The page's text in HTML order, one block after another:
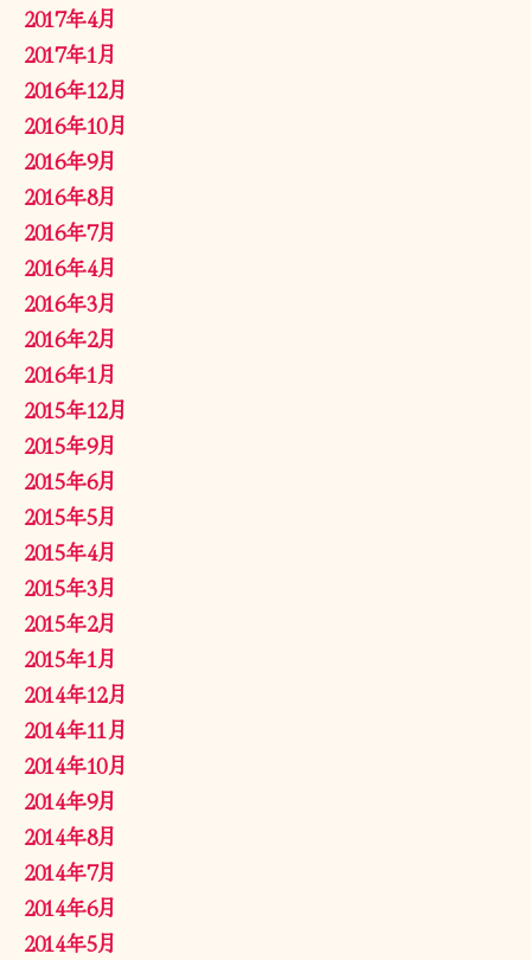
2017年4月
2017年1月
2016年12月
2016年10月
2016年9月
2016年8月
2016年7月
2016年4月
2016年3月
2016年2月
2016年1月
2015年12月
2015年9月
2015年6月
2015年5月
2015年4月
2015年3月
2015年2月
2015年1月
2014年12月
2014年11月
2014年10月
2014年9月
2014年8月
2014年7月
2014年6月
2014年5月